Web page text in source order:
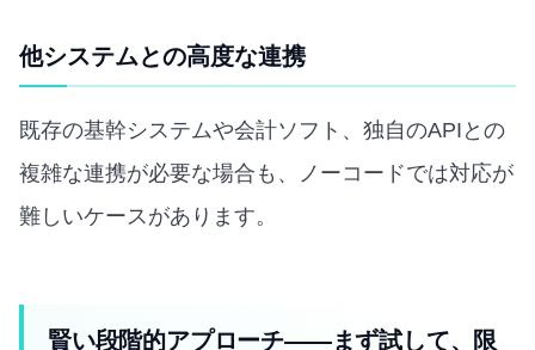
他システムとの高度な連携
既存の基幹システムや会計ソフト、独自のAPIとの
複雑な連携が必要な場合も、ノーコードでは対応が
難しいケースがあります。
賢い段階的アプローチ——まず試して、限